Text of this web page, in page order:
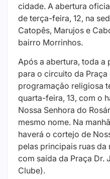
cidade. A abertura
de terça-feira, 12, na
Catopês, Marujos e
bairro Morrinhos.
Após a abertura, toda a
para o circuito da Praça
programação religiosa
quarta-feira, 13, com o
Nossa Senhora do
mesmo nome. Na
haverá o cortejo de
pelas principais ruas
com saída da Praça Dr.
Clube).